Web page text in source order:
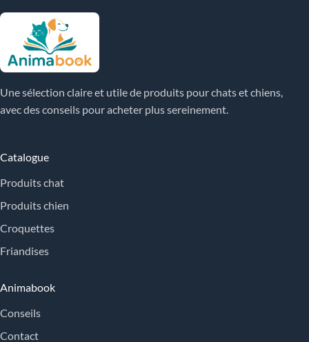
Une sélection claire et utile de produits pour chats et chiens,
avec des conseils pour acheter plus sereinement.
Catalogue
Produits chat
Produits chien
Croquettes
Friandises
Animabook
Conseils
Contact